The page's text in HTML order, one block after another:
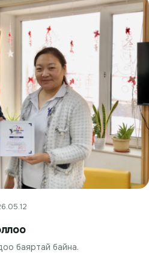
баяртай байна.